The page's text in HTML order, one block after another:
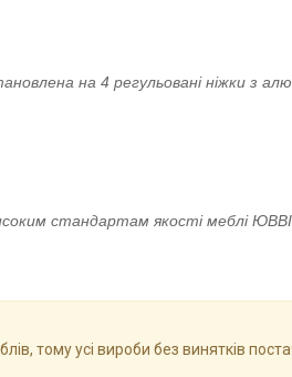
на 4 регульовані ніжки з
стандартам якості меблі
тому усі вироби без винятків